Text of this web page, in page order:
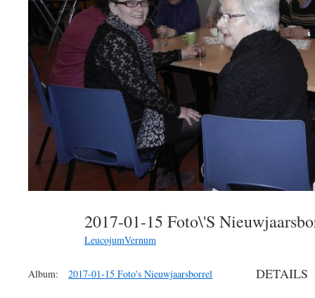
2017-01-15 Foto\'s
LeucojumVernum
Album: 2017-01-15 Foto's Nieuwjaarsborrel DETAILS